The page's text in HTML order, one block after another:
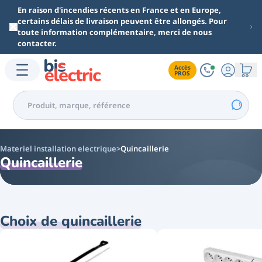
Aller au contenu principal
En raison d'incendies récents en France et en Europe,
certains délais de livraison peuvent être allongés. Pour
toute information complémentaire, merci de nous
contacter.
Accès
PROS
Materiel installation electrique Quincaillerie
Quincaillerie
Choix de quincaillerie